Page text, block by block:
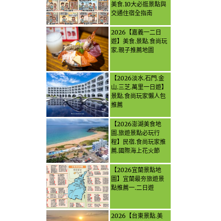
美食.10大必逛景點與
交通住宿全指南
2026【嘉義一二日
遊】美食.景點.食尚玩
家.親子推薦地圖
【2026淡水.石門.金
山.三芝.萬里一日遊】
景點.食尚玩家懶人包
推薦
【2026澎湖美食地
圖.旅遊景點必玩行
程】民宿.食尚玩家推
薦.國際海上花火節
【2026宜蘭景點地
圖】宜蘭最夯旅遊景
點推薦一.二日遊
2026【台東景點.美